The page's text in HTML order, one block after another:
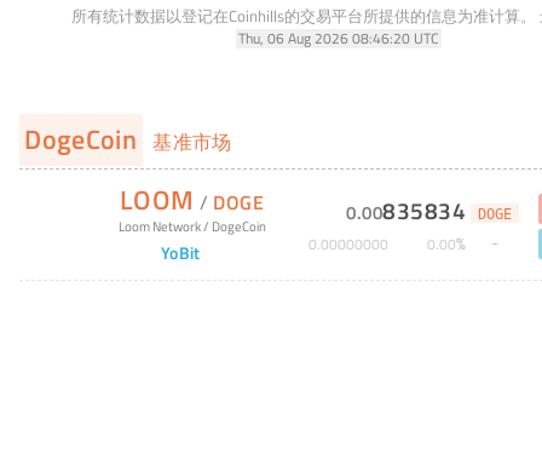
所有统计数据以登记在Coinhills的交易平台所提供的信息为准计算。
Thu, 06 Aug 2026 08:46:20 UTC
DogeCoin 基准市场
LOOM / DOGE
Loom Network/ DogeCoin
YoBit
0.00835834 DOGE
0.00000000 0.00%